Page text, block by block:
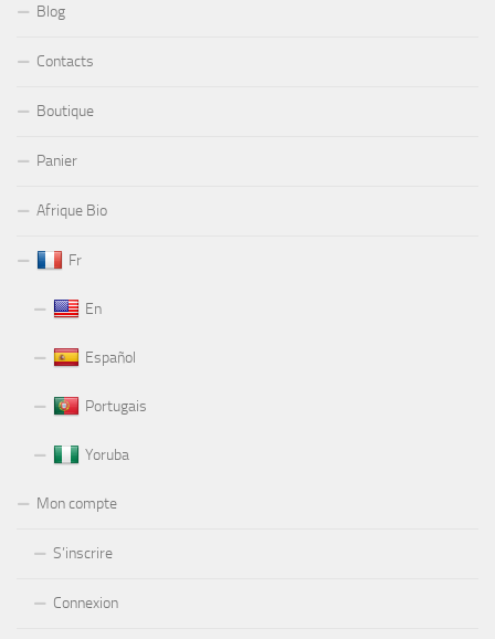
Blog
Contacts
Boutique
Panier
Afrique Bio
Fr
En
Español
Portugais
Yoruba
Mon compte
S’inscrire
Connexion